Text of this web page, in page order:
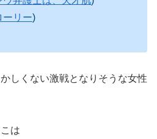
ーリー)
しくない激戦となりそうな女性
は